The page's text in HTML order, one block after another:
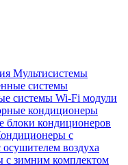
Мультисистемы
системы
системы Wi-Fi модули
кондиционеры
блоки кондиционеров
с
воздуха
с зимним комплектом